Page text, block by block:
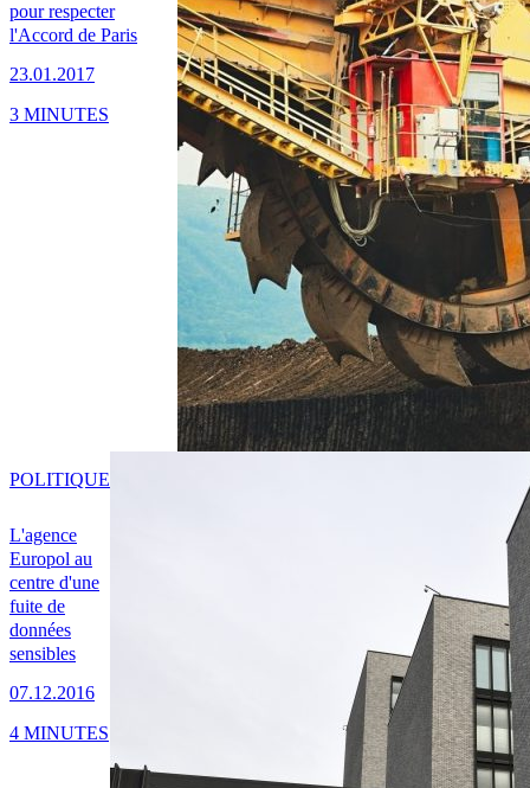
pour respecter
l'Accord de Paris
23.01.2017
3 MINUTES
L'agence
Europol au
centre d'une
fuite de
données
sensibles
07.12.2016
POLITIQUE
4 MINUTES